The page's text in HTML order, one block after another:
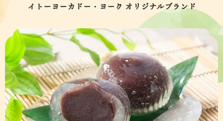
イトーヨーカドー・ヨーク オリジナルブランド